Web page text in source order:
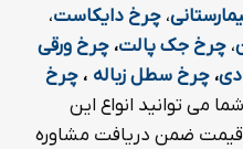
، چرخ دایکاست،
، چرخ جک پالت، چرخ ورقی
، چرخ سطل زباله ، چرخ
می توانید انواع این
قیمت ضمن دریافت مشاوره